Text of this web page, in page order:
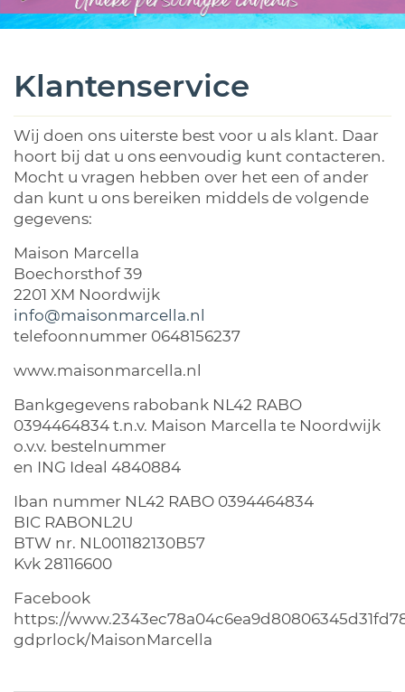
Klantenservice
Wij doen ons uiterste best voor u als klant. Daar
hoort bij dat u ons eenvoudig kunt contacteren.
Mocht u vragen hebben over het een of ander
dan kunt u ons bereiken middels de volgende
gegevens:
Maison Marcella
Boechorsthof 39
2201 XM Noordwijk
info@maisonmarcella.nl
telefoonnummer 0648156237
www.maisonmarcella.nl
Bankgegevens rabobank NL42 RABO
0394464834 t.n.v. Maison Marcella te Noordwijk
o.v.v. bestelnummer
en ING Ideal 4840884
Iban nummer NL42 RABO 0394464834
BIC RABONL2U
BTW nr. NL001182130B57
Kvk 28116600
Facebook
https://
gdprlock/MaisonMarcella